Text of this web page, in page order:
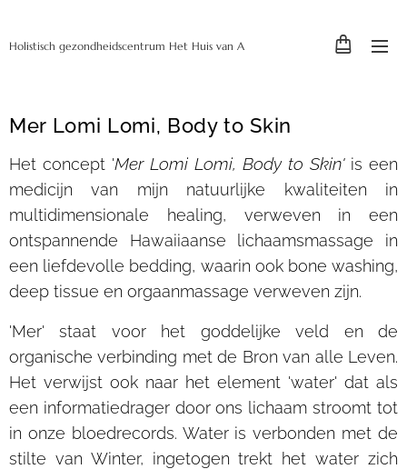
Holistisch gezondheidscentrum Het Huis van A
Mer Lomi Lomi, Body to Skin
Het concept 'Mer Lomi Lomi, Body to Skin'is een
medicijn van mijn natuurlijke kwaliteiten in
multidimensionale healing, verweven in een
ontspannende Hawaiiaanse lichaamsmassage in
een liefdevolle bedding, waarin ook bone washing,
deep tissue en orgaanmassage verweven zijn.
'Mer' staat voor het goddelijke veld en de
organische verbinding met de Bron van alle Leven.
Het verwijst ook naar het element 'water' dat als
een informatiedrager door ons lichaam stroomt tot
in onze bloedrecords. Water is verbonden met de
stilte van Winter, ingetogen trekt het water zich